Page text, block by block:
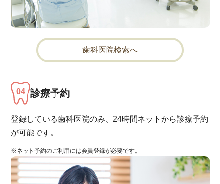
歯科医院検索へ
診療予約
登録している歯科医院のみ、24時間ネットから診療予約
が可能です。
※ネット予約のご利用には会員登録が必要です。